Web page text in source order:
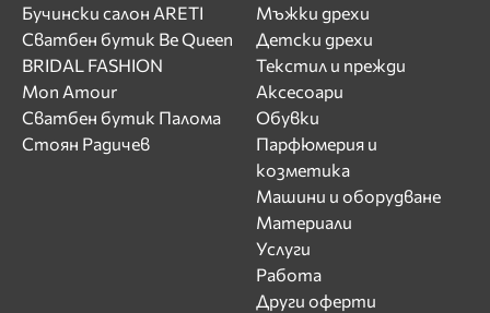
Бучински салон ARETI
Сватбен бутик Be Queen
BRIDAL FASHION
Mon Amour
Сватбен бутик Палома
Стоян Радичев
Мъжки дрехи
Детски дрехи
Текстил и прежди
Аксесоари
Обувки
Парфюмерия и
козметика
Машини и оборудване
Материали
Услуги
Работа
Други оферти